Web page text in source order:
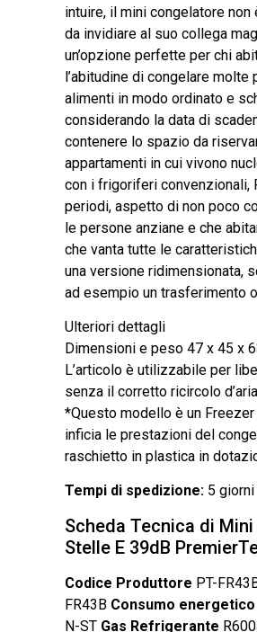
intuire, il mini congelatore
da invidiare al suo collega
un’opzione perfette per chi
l’abitudine di congelare
alimenti in modo ordinato e
considerando la data di
contenere lo spazio da
appartamenti in cui vivono
con i frigoriferi convenzionali,
periodi, aspetto di non poco
le persone anziane e che
che vanta tutte le
una versione ridimensionata,
ad esempio un trasferimento
Ulteriori dettagli
Dimensioni e peso 47 x 45 x
L’articolo è utilizzabile per
senza il corretto ricircolo
*Questo modello è un
inficia le prestazioni del
raschietto in plastica in
Tempi di spedizione: 5 giorni
Scheda Tecnica di
Stelle E 39dB
Codice Produttore PT-
FR43B Consumo
N-ST Gas Refrigerante